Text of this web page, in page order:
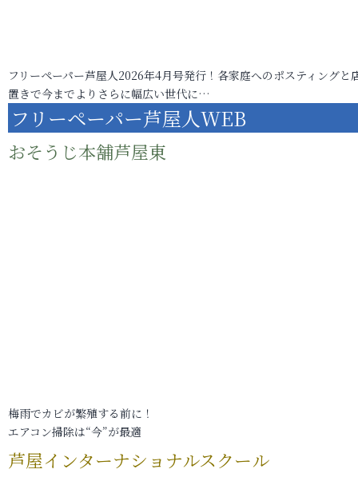
フリーペーパー芦屋人2026年4月号発行！各家庭へのポスティングと
置きで今までよりさらに幅広い世代に…
フリーペーパー芦屋人WEB
おそうじ本舗芦屋東
梅雨でカビが繁殖する前に！
エアコン掃除は“今”が最適
芦屋インターナショナルスクール